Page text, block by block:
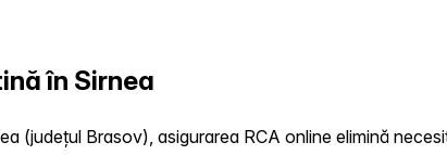
în Sirnea
(județul Brasov), asigurarea RCA online elimină